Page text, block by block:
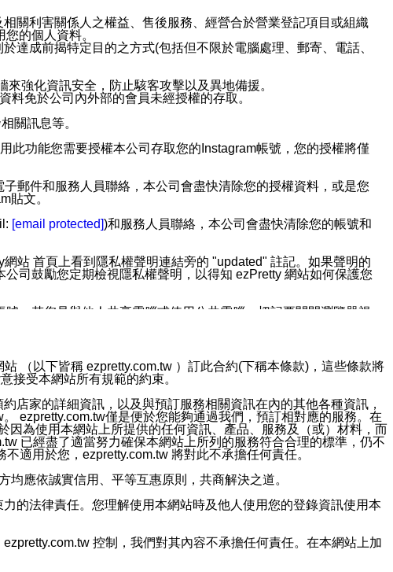
關利害關係人之權益、售後服務、經營合於營業登記項目或組織
的個人資料。
達成前揭特定目的之方式(包括但不限於電腦處理、郵寄、電話、
強化資訊安全，防止駭客攻擊以及異地備援。
免於公司內外部的會員未經授權的存取。
關訊息等。
此功能您需要授權本公司存取您的Instagram帳號，您的授權將僅
郵件和服務人員聯絡，本公司會盡快清除您的授權資料，或是您
貼文。
[email protected])和服務人員聯絡，本公司會盡快清除您的帳號和
站 首頁上看到隱私權聲明連結旁的 "updated" 註記。如果聲明的
司鼓勵您定期檢視隱私權聲明，以得知 ezPretty 網站如何保護您
。若您是與他人共享電腦或使用公共電腦，切記要關閉瀏覽器視
能依照該資料或電子郵件所指示之方法、說明或功能連結，隨時
條件者，將可收到通知型訊息。
（以下皆稱 ezpretty.com.tw ）訂此合約(下稱本條款)，這些條款將
接受本網站所有規範的約束。
店家的詳細資訊，以及與預訂服務相關資訊在內的其他各種資訊，
ezpretty.com.tw僅是便於您能夠通過我們，預訂相對應的服務。在
因為使用本網站上所提供的任何資訊、產品、服務及（或）材料，而
已經盡了適當努力確保本網站上所列的服務符合合理的標準，仍不
適用於您，ezpretty.com.tw 將對此不承擔任何責任。
應依誠實信用、平等互惠原則，共商解決之道。
的法律責任。您理解使用本網站時及他人使用您的登錄資訊使用本
控制，我們對其內容不承擔任何責任。在本網站上加